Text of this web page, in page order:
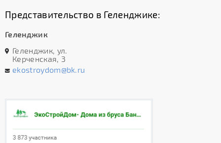
Представительство в Геленджике:
Геленджик
Геленджик, ул.
Керченская, 3
ekostroydom@bk.ru